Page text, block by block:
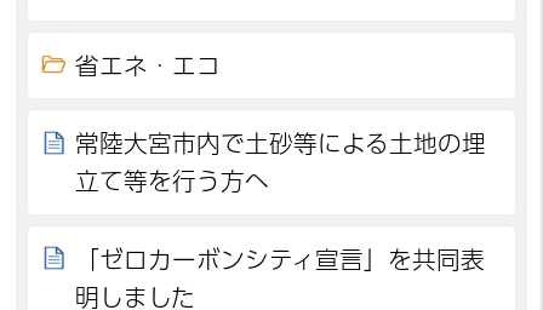
省エネ・エコ
常陸大宮市内で土砂等による土地の埋
立て等を行う方へ
「ゼロカーボンシティ宣言」を共同表
明しました